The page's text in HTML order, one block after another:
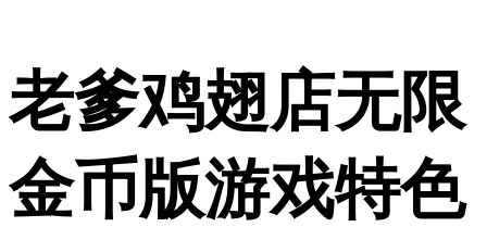
老爹鸡翅店无限
金币版游戏特色